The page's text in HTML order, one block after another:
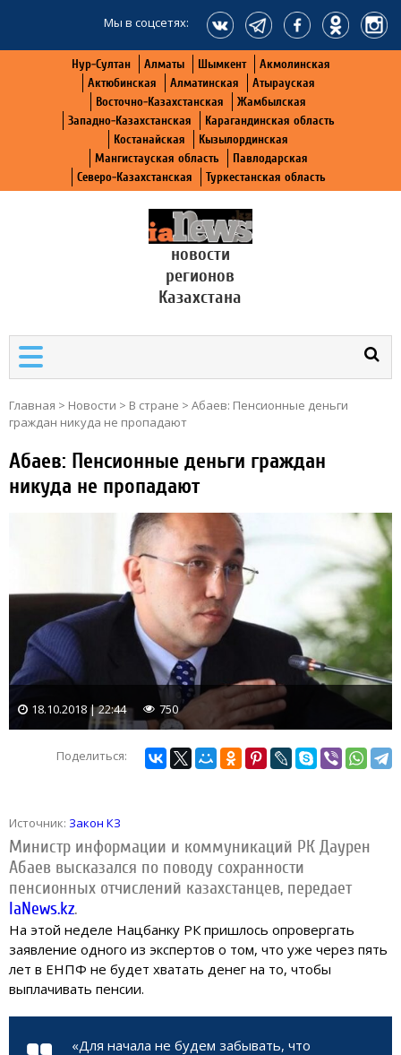
Мы в соцсетях:
Нур-Султан Алматы Шымкент
Акмолинская
Актюбинская
Алматинская
Атырауская
Восточно-Казахстанская
Жамбылская
Западно-Казахстанская
Карагандинская область
Костанайская
Кызылординская
Мангистауская область
Павлодарская
Северо-Казахстанская
Туркестанская область
новости
регионов
Казахстана
Главная > Новости > В стране > Абаев: Пенсионные деньги
граждан никуда не пропадают
Абаев: Пенсионные деньги граждан
никуда не пропадают
18.10.2018 | 22:44 750
Поделиться:
Источник: Закон КЗ
Министр информации и коммуникаций РК Даурен
Абаев высказался по поводу сохранности
пенсионных отчислений казахстанцев, передает
IaNews.kz.
На этой неделе Нацбанку РК пришлось опровергать
заявление одного из экспертов о том, что уже через пять
лет в ЕНПФ не будет хватать денег на то, чтобы
выплачивать пенсии.
«Для начала не будем забывать, что